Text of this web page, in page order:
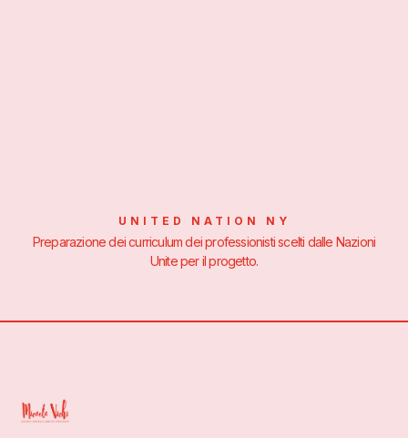
UNITED NATION NY
Preparazione dei curriculum dei professionisti scelti dalle Nazioni
Unite per il progetto.